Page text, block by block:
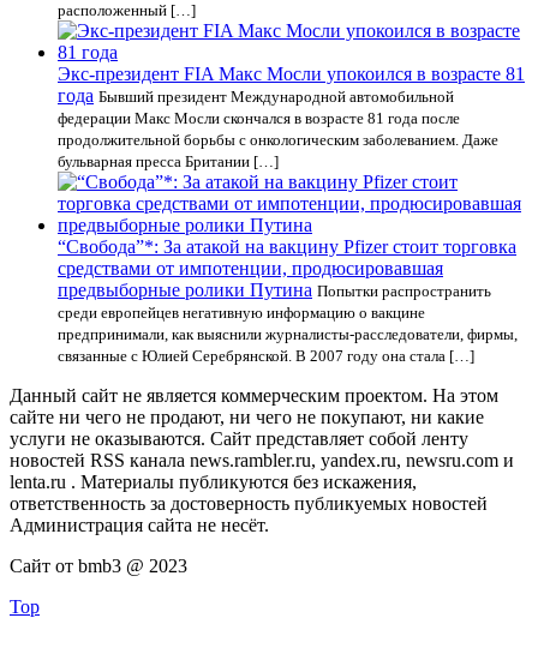
расположенный […]
Экс-президент FIA Макс Мосли упокоился в возрасте 81
года Бывший президент Международной автомобильной
федерации Макс Мосли скончался в возрасте 81 года после
продолжительной борьбы с онкологическим заболеванием. Даже
бульварная пресса Британии […]
“Свобода”*: За атакой на вакцину Pfizer стоит торговка
средствами от импотенции, продюсировавшая
предвыборные ролики Путина Попытки распространить
среди европейцев негативную информацию о вакцине
предпринимали, как выяснили журналисты-расследователи, фирмы,
связанные с Юлией Серебрянской. В 2007 году она стала […]
Данный сайт не является коммерческим проектом. На этом
сайте ни чего не продают, ни чего не покупают, ни какие
услуги не оказываются. Сайт представляет собой ленту
новостей RSS канала news.rambler.ru, yandex.ru, newsru.com и
lenta.ru . Материалы публикуются без искажения,
ответственность за достоверность публикуемых новостей
Администрация сайта не несёт.
Сайт от bmb3 @ 2023
Top